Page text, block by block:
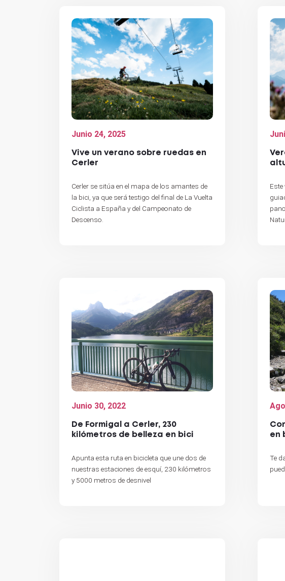
Junio 24, 2025
Vive un verano sobre ruedas en
Cerler
Cerler se sitúa en el mapa de los amantes de
la bici, ya que será testigo del final de La Vuelta
Ciclista a España y del Campeonato de
Descenso.
Este
Junio 30, 2022
De Formigal a Cerler, 230
kilómetros de belleza en bici
Apunta esta ruta en bicicleta que une dos de
nuestras estaciones de esquí, 230 kilómetros
y 5000 metros de desnivel
en
Te